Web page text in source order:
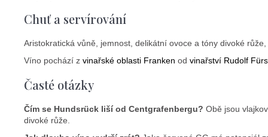
Chuť a servírování
Aristokratická vůně, jemnost, delikátní ovoce a tóny divoké
Víno pochází z vinařské oblasti Franken od vinařství Rudolf
Časté otázky
Čím se Hundsrück liší od Centgrafenbergu? Obě jsou
divoké růže.